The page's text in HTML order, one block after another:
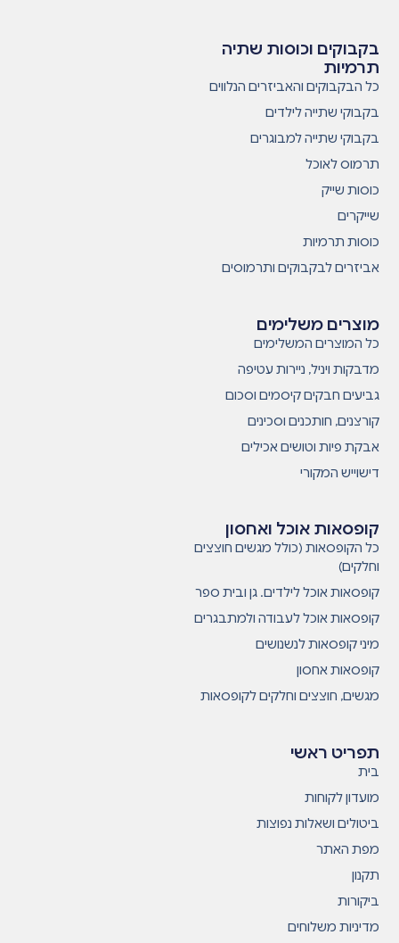
תפריט ראשי
בית
מועדון לקוחות
ביטולים ושאלות נפוצות
מפת האתר
תקנון
ביקורות
מדיניות משלוחים
קופסאות אוכל ואחסון
כל הקופסאות (כולל מגשים חוצצים
וחלקים)
קופסאות אוכל לילדים. גן ובית ספר
קופסאות אוכל לעבודה ולמתבגרים
מיני קופסאות לנשנושים
קופסאות אחסון
מגשים, חוצצים וחלקים לקופסאות
מוצרים משלימים
כל המוצרים המשלימים
מדבקות ויניל, ניירות עטיפה
גביעים חבקים קיסמים וסכום
קורצנים, חותכנים וסכינים
אבקת פיות וטושים אכילים
דישוייש המקורי
בקבוקים וכוסות שתיה
תרמיות
כל הבקבוקים והאביזרים הנלווים
בקבוקי שתייה לילדים
בקבוקי שתייה למבוגרים
תרמוס לאוכל
כוסות שייק
שייקרים
כוסות תרמיות
אביזרים לבקבוקים ותרמוסים